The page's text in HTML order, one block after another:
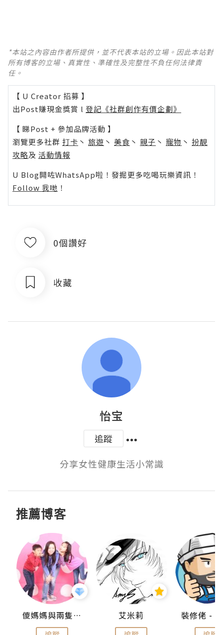
*本站之內容由作者所提供，並不代表本站的立場。因此本站對
所有博客的立場、真實性、準確性及完整性不負任何法律責
任。
【 U Creator 招募 】
出Post賺現金獎賞 l 登記《社群創作有價企劃》
【 睇Post + 參加品牌活動 】
瀏覽更多社群 打卡 丶 旅遊 丶 美食 丶 親子 丶 寵物 丶 扮靚
攻略及 活動情報
U Blog開咗WhatsApp啦！發掘更多吃喝玩樂資訊！
Follow 我哋 ！
0個讚好
收藏
怡宝
追蹤
分享女性健康生活小常識
推薦博客
儍媽媽與兩隻小魔怪之家 艾米莉